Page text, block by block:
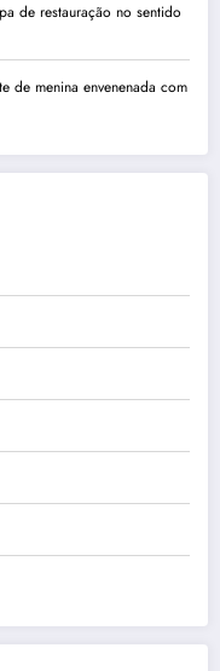
de restauração no sentido
de menina envenenada com